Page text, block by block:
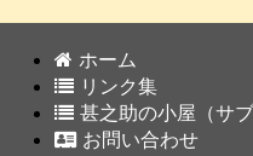
ホーム
リンク集
甚之助の小屋（サブ
お問い合わせ